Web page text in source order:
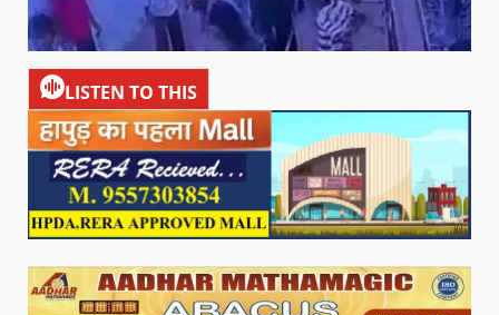
LISTEN TO THIS